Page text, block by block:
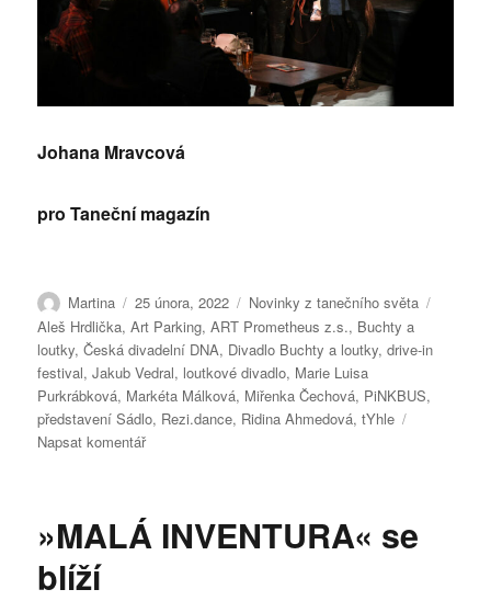
Johana Mravcová
pro Taneční magazín
Autor:
Martina Publikováno:
25 února, 2022 Rubriky:
Novinky z tanečního světa
Aleš Hrdlička,Art Parking,ART Prometheus z.s., Buchty a
loutky,Česká divadelní DNA, Divadlo Buchty a loutky,drive-in
festival,Jakub Vedral, loutkové divadlo, Marie Luisa
Purkrábková, Markéta Málková, Miřenka Čechová, PiNKBUS,
představení Sádlo, Rezi.dance, Ridina Ahmedová,tYhle
Napsat komentářpro
CENY
ČESKÁ
»MALÁ INVENTURA« se
blíží